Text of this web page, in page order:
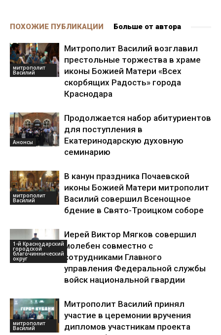
ПОХОЖИЕ ПУБЛИКАЦИИ Больше от автора
митрополит
Василий
Митрополит Василий возглавил
престольные торжества в храме
иконы Божией Матери «Всех
скорбящих Радость» города
Краснодара
Анонсы
Продолжается набор абитуриентов
для поступления в
Екатеринодарскую духовную
семинарию
митрополит
Василий
В канун праздника Почаевской
иконы Божией Матери митрополит
Василий совершил Всенощное
бдение в Свято-Троицком соборе
1-й Краснодарский
городской
благочиннический
округ
Иерей Виктор Мягков совершил
молебен совместно с
сотрудниками Главного
управления Федеральной службы
войск национальной гвардии
митрополит
Василий
Митрополит Василий принял
участие в церемонии вручения
дипломов участникам проекта